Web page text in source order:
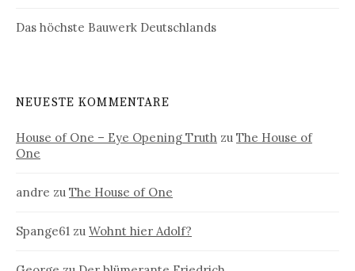
Das höchste Bauwerk Deutschlands
NEUESTE KOMMENTARE
House of One – Eye Opening Truth zu The House of
One
andre zu The House of One
Spange61 zu Wohnt hier Adolf?